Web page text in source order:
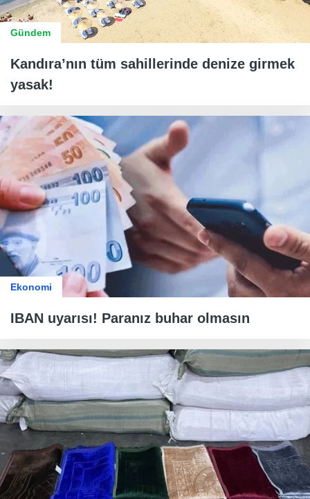
Gündem
Kandıra’nın tüm sahillerinde denize girmek
yasak!
Ekonomi
IBAN uyarısı! Paranız buhar olmasın